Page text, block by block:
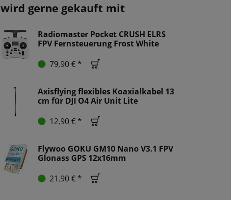
wird gerne gekauft mit
Radiomaster Pocket CRUSH ELRS
FPV Fernsteuerung Frost White
79,90 € *
Axisflying flexibles Koaxialkabel 13
cm für DJI O4 Air Unit Lite
12,90 € *
Flywoo GOKU GM10 Nano V3.1 FPV
Glonass GPS 12x16mm
21,90 € *